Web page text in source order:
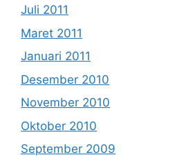
Juli 2011
Maret 2011
Januari 2011
Desember 2010
November 2010
Oktober 2010
September 2009